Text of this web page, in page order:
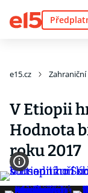
e15.cz Zahraniční
V Etiopii
Hodnota
roku 2017